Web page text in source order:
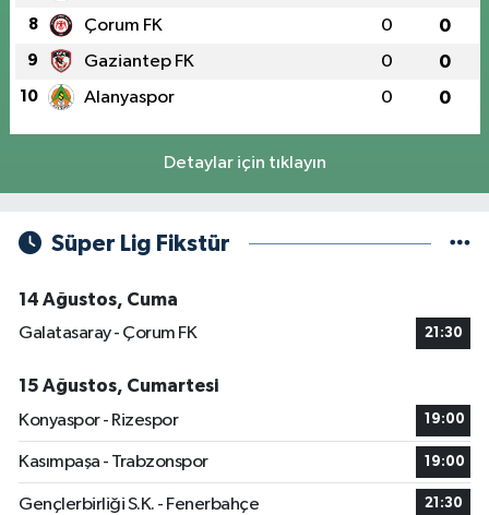
8 Çorum FK 0 0
9 Gaziantep FK 0 0
10 Alanyaspor 0 0
Detaylar için tıklayın
Süper Lig Fikstür
14 Ağustos, Cuma
Galatasaray - Çorum FK
21:30
15 Ağustos, Cumartesi
Konyaspor - Rizespor
19:00
Kasımpaşa - Trabzonspor 19:00
Gençlerbirliği S.K. - Fenerbahçe 21:30